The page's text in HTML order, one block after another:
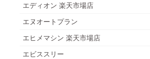
エディオン 楽天市場店
エヌオートプラン
エヒメマシン 楽天市場店
エビススリー